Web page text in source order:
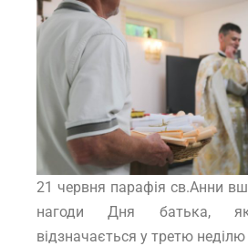
21 червня парафія св.Анни
нагоди Дня батька,
відзначається у третю